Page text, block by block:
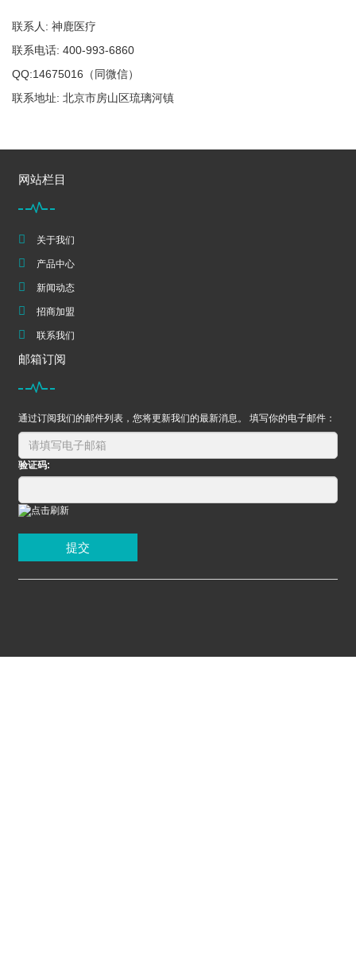
联系人: 神鹿医疗
联系电话: 400-993-6860
QQ:14675016（同微信）
联系地址: 北京市房山区琉璃河镇
网站栏目
关于我们
产品中心
新闻动态
招商加盟
联系我们
邮箱订阅
通过订阅我们的邮件列表，您将更新我们的最新消息。 填写你的电子邮件：
验证码:
提交